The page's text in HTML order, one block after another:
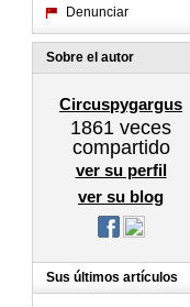
Denunciar
Sobre el autor
Circuspygargus
1861 veces
compartido
ver su perfil
ver su blog
Sus últimos artículos